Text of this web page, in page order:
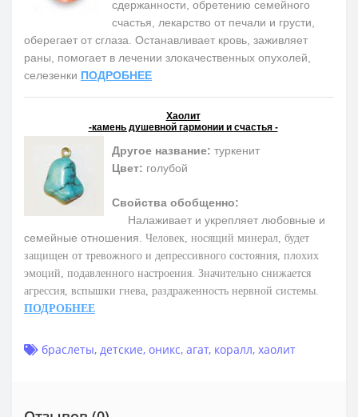
сдержанности, обретению семейного
счастья, лекарство от печали и грусти,
оберегает от сглаза. Останавливает кровь, заживляет
раны, помогает в лечении злокачественных опухолей,
селезенки ПОДРОБНЕЕ
Хаолит
-камень душевной гармонии и счастья -
Другое название: туркенит
Цвет: голубой
Свойства обобщенно:
Налаживает и укрепляет любовные и
семейные отношения. Человек, носящий минерал, будет
защищен от тревожного и депрессивного состояния, плохих
эмоций, подавленного настроения. Значительно снижается
агрессия, вспышки гнева, раздраженность нервной системы.
ПОДРОБНЕЕ
браслеты, детские, оникс, агат, коралл, хаолит